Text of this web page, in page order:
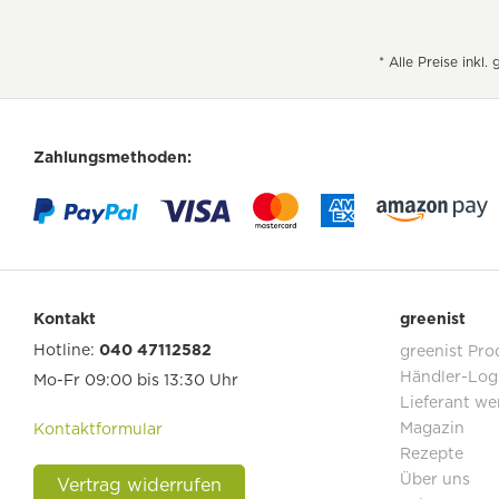
ohne Roggen
ohne Schweinefleisch
ohne Senf
ohne Sesam
ohne Soja
ohne Sulfite
ohne Weichtiere
ohne Weizen
Spitzwegerich
ätherische Öle
* Alle Preise inkl.
Zahlungsmethoden:
Kontakt
Hotline: 040 47112582
Mo-Fr 09:00 bis 13:30 Uhr
Kontaktformular
Vertrag widerrufen
greenist
greenist
Händler-
Lieferant
Magazin
Rezepte
Über uns